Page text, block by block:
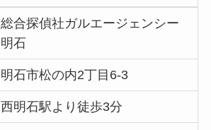
総合探偵社ガルエージェンシー
明石
明石市松の内2丁目6-3
西明石駅より徒歩3分